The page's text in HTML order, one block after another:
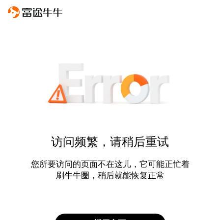
访问频繁，请稍后重试
您所要访问的页面不在这儿，它可能正忙着
刷牛牛圈，稍后就能恢复正常